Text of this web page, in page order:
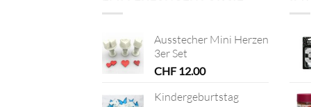
Ausstecher Mini Herzen
3er Set
CHF12.00
Kindergeburtstag